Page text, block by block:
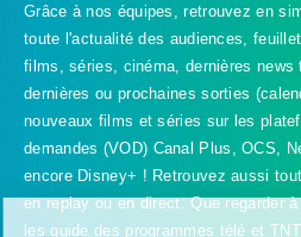
Grâce à nos équipes, retrouvez en
toute l'actualité des audiences,
films, séries, cinéma, dernières news
dernières ou prochaines sorties
nouveaux films et séries sur les
demandes (VOD) Canal Plus, OCS,
encore Disney+ ! Retrouvez aussi
en replay ou en direct. Que regarder
les guide des programmes télé et